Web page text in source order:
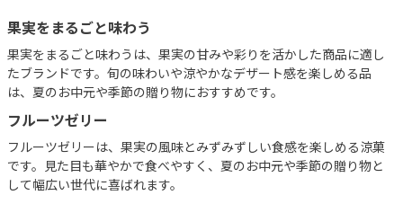
果実をまるごと味わう
果実をまるごと味わうは、果実の甘みや彩りを活かした商品に適し
たブランドです。旬の味わいや涼やかなデザート感を楽しめる品
は、夏のお中元や季節の贈り物におすすめです。
フルーツゼリー
フルーツゼリーは、果実の風味とみずみずしい食感を楽しめる涼菓
です。見た目も華やかで食べやすく、夏のお中元や季節の贈り物と
して幅広い世代に喜ばれます。